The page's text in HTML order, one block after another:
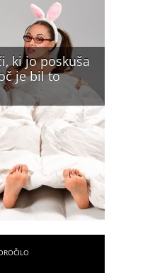
ki jo poskuša
je bil to